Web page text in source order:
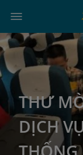
THƯ
DỊCH